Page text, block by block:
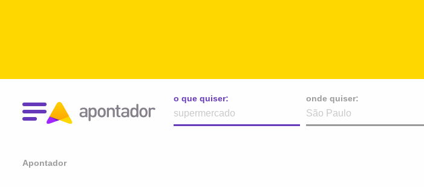
o que quiser:
onde quiser:
Apontador